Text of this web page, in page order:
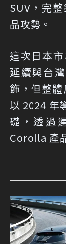
SUV，完
品攻勢。
這次日本
延續與台
飾，但整
以 2024 年
礎，透過
Corolla 產